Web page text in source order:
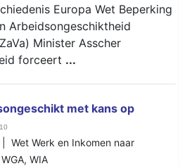
Europa Wet Beperking
Arbeidsongeschiktheid
Minister Asscher
forceert ...
met kans op
| Wet Werk en Inkomen naar
WGA, WIA